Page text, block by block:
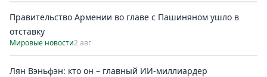
Правительство Армении во главе с Пашиняном ушло в
отставку
Мировые новости2 авг
Лян Вэньфэн: кто он – главный ИИ-миллиардер